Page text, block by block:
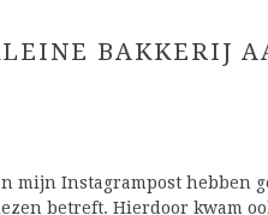
BAKKERIJ
mijn Instagrampost hebben
betreft. Hierdoor kwam